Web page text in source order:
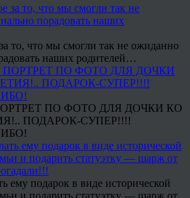
то, что мы смогли так не ожиданно
наших родителей…
ПО ФОТО ДЛЯ ДОЧКИ КО
ПОДАРОК-СУПЕР!!!!
ему подарок в виде исторической
и подарить статуэтку — шарж от